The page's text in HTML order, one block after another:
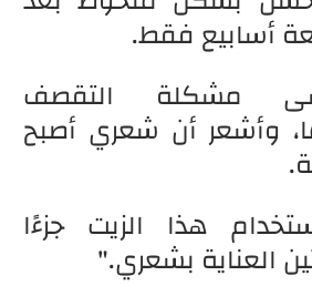
أسابيع فقط.
مشكلة التقصف
وأشعر أن شعري أصبح
هذا الزيت جزءًا
العناية بشعري."